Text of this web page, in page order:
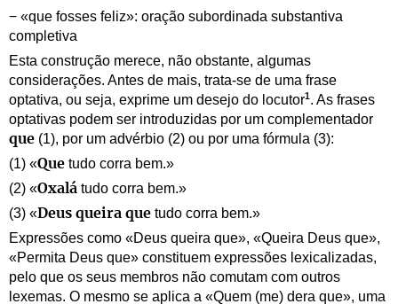
− «que fosses feliz»: oração subordinada substantiva
completiva
Esta construção merece, não obstante, algumas
considerações. Antes de mais, trata-se de uma frase
optativa, ou seja, exprime um desejo do locutor1 . As frases
optativas podem ser introduzidas por um complementador
que (1), por um advérbio (2) ou por uma fórmula (3):
(1) «Que tudo corra bem.»
(2) «Oxalá tudo corra bem.»
(3) «Deus queira que tudo corra bem.»
Expressões como «Deus queira que», «Queira Deus que»,
«Permita Deus que» constituem expressões lexicalizadas,
pelo que os seus membros não comutam com outros
lexemas. O mesmo se aplica a «Quem (me) dera que», uma